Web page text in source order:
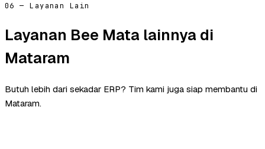
06 — Layanan Lain
Layanan Bee Mata lainnya di
Mataram
Butuh lebih dari sekadar ERP? Tim kami juga siap membantu di
Mataram.